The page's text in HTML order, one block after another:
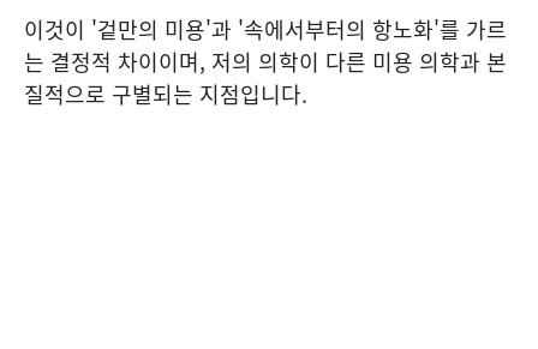
이것이 '겉만의 미용'과 '속에서부터의 항노화'를 가르
는 결정적 차이이며, 저의 의학이 다른 미용 의학과 본
질적으로 구별되는 지점입니다.